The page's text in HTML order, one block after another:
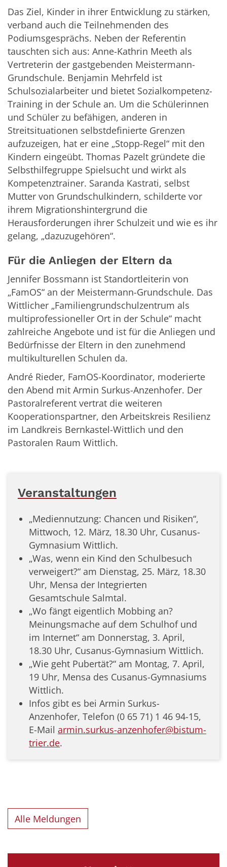
Das Ziel, Kinder in ihrer Entwicklung zu stärken,
verband auch die Teilnehmenden des
Podiumsgesprächs. Neben der Referentin
tauschten sich aus: Anne-Kathrin Meeth als
Vertreterin der gastgebenden Meistermann-
Grundschule. Benjamin Mehrfeld ist
Schulsozialarbeiter und bietet Sozialkompetenz-
Training in der Schule an. Um die Schülerinnen
und Schüler zu befähigen, anderen in
Streitsituationen selbstdefinierte Grenzen
aufzuzeigen, hat er eine „Stopp-Regel“ mit den
Kindern eingeübt. Thomas Pazelt gründete die
Selbsthilfegruppe Spielsucht und wirkt als
Kompetenztrainer. Saranda Kastrati, selbst
Mutter von Grundschulkindern, schilderte vor
ihrem Migrationshintergrund die
Herausforderungen ihrer Schulzeit und wie es ihr
gelang, „dazuzugehören“.
Für die Anliegen der Eltern da
Jennifer Bossmann ist Standortleiterin von
„FamOS“ an der Meistermann-Grundschule. Das
Wittlicher „Familiengrundschulzentrum als
multiprofessioneller Ort in der Schule“ macht
zahlreiche Angebote und ist für die Anliegen und
Bedürfnisse der Eltern in den zunehmend
multikulturellen Schulen da.
André Rieder, FamOS-Koordinator, moderierte
den Abend mit Armin Surkus-Anzenhofer. Der
Pastoralreferent vertrat die weiteren
Kooperationspartner, den Arbeitskreis Resilienz
im Landkreis Bernkastel-Wittlich und den
Pastoralen Raum Wittlich.
Veranstaltungen
„Mediennutzung: Chancen und Risiken“,
Mittwoch, 12. März, 18.30 Uhr, Cusanus-
Gymnasium Wittlich.
„Was, wenn ein Kind den Schulbesuch
verweigert?“ am Dienstag, 25. März, 18.30
Uhr, Mensa der Integrierten
Gesamtschule Salmtal.
„Wo fängt eigentlich Mobbing an?
Meinungsmache auf dem Schulhof und
im Internet“ am Donnerstag, 3. April,
18.30 Uhr, Cusanus-Gymnasium Wittlich.
„Wie geht Pubertät?“ am Montag, 7. April,
19 Uhr, Mensa des Cusanus-Gymnasiums
Wittlich.
Infos gibt es bei Armin Surkus-
Anzenhofer, Telefon (0 65 71) 1 46 94-15,
E-Mail armin.surkus-anzenhofer@bistum-
trier.de.
Alle Meldungen